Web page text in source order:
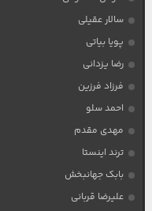
سالار عقیلی
پویا بیاتی
رضا یزدانی
فرزاد فرزین
احمد سلو
مهدی مقدم
ترند اینستا
بابک جهانبخش
علیرضا قربانی